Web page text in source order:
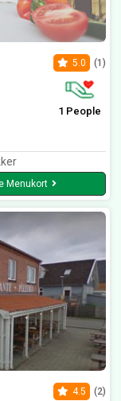
5.0 (1)
1 People
Menukort
4.5 (2)